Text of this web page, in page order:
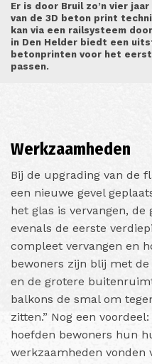
Er is door Bruil zo’n vier
van de 3D beton print
kan via een railsysteem
in Den Helder biedt een
betonprinten voor het
passen.
Werkzaamheden
Bij de upgrading van de
een nieuwe gevel
het glas is vervangen, de
evenals de eerste
compleet vervangen en
bewoners zijn blij met
en de grotere
balkons de smal om
zitten.” Nog een
hoefden bewoners hun
werkzaamheden vonden